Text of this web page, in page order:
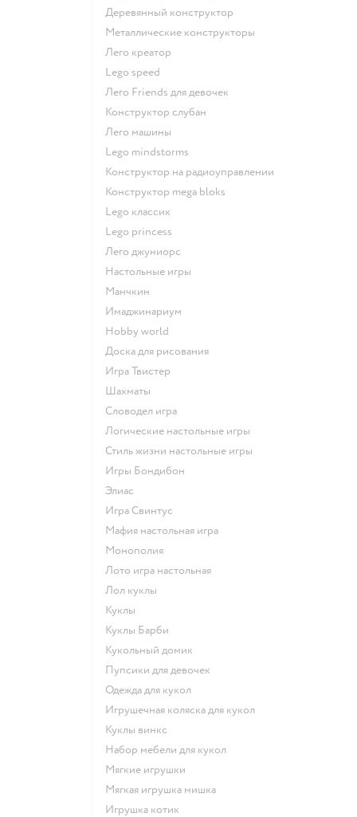
Деревянный конструктор
Металлические конструкторы
Лего креатор
Lego speed
Лего Friends для девочек
Конструктор слубан
Лего машины
Lego mindstorms
Конструктор на радиоуправлении
Конструктор mega bloks
Lego классик
Lego princess
Лего джуниорс
Настольные игры
Манчкин
Имаджинариум
Hobby world
Доска для рисования
Игра Твистер
Шахматы
Словодел игра
Логические настольные игры
Стиль жизни настольные игры
Игры Бондибон
Элиас
Игра Свинтус
Мафия настольная игра
Монополия
Лото игра настольная
Лол куклы
Куклы
Куклы Барби
Кукольный домик
Пупсики для девочек
Одежда для кукол
Игрушечная коляска для кукол
Куклы винкс
Набор мебели для кукол
Мягкие игрушки
Мягкая игрушка мишка
Игрушка котик